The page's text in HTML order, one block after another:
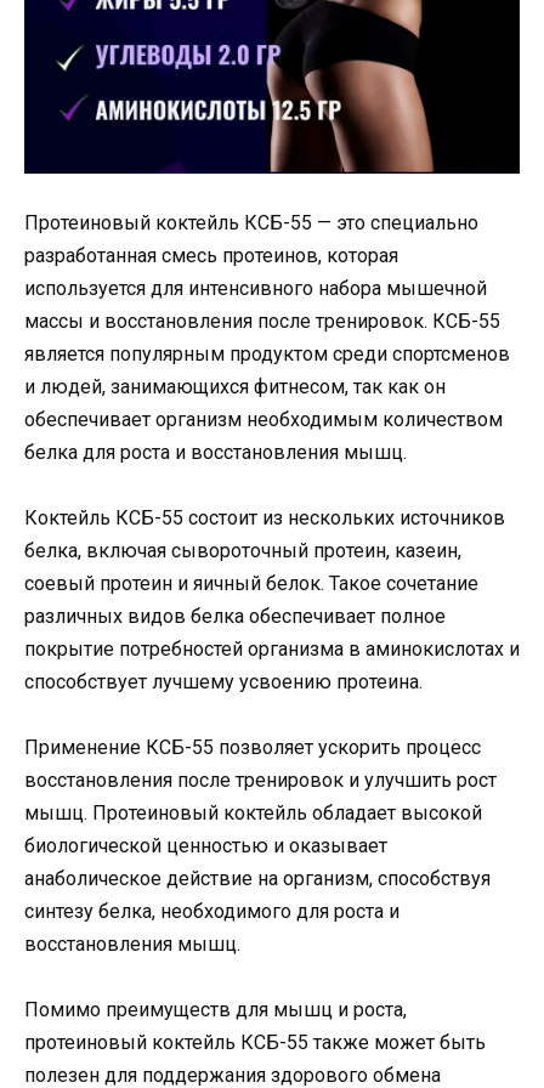
Протеиновый коктейль КСБ-55 — это специально
разработанная смесь протеинов, которая
используется для интенсивного набора мышечной
массы и восстановления после тренировок. КСБ-55
является популярным продуктом среди спортсменов
и людей, занимающихся фитнесом, так как он
обеспечивает организм необходимым количеством
белка для роста и восстановления мышц.
Коктейль КСБ-55 состоит из нескольких источников
белка, включая сывороточный протеин, казеин,
соевый протеин и яичный белок. Такое сочетание
различных видов белка обеспечивает полное
покрытие потребностей организма в аминокислотах и
способствует лучшему усвоению протеина.
Применение КСБ-55 позволяет ускорить процесс
восстановления после тренировок и улучшить рост
мышц. Протеиновый коктейль обладает высокой
биологической ценностью и оказывает
анаболическое действие на организм, способствуя
синтезу белка, необходимого для роста и
восстановления мышц.
Помимо преимуществ для мышц и роста,
протеиновый коктейль КСБ-55 также может быть
полезен для поддержания здорового обмена